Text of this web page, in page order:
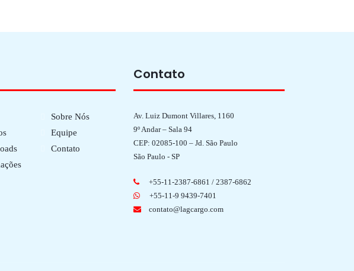
Sobre Nós
Equipe
Contato
Contato
Av. Luiz Dumont Villares, 1160
9º Andar – Sala 94
CEP: 02085-100 – Jd. São Paulo
São Paulo - SP
+55-11-2387-6861 / 2387-6862
+55-11-9 9439-7401
contato@lagcargo.com